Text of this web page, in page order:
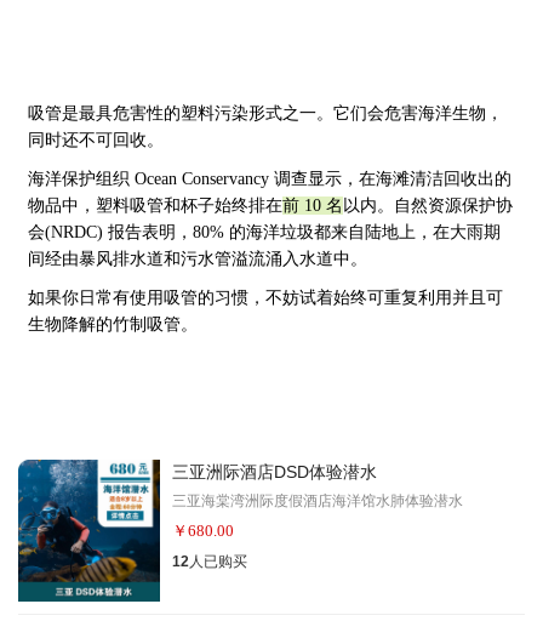
吸管是最具危害性的塑料污染形式之一。它们会危害海洋生物，
同时还不可回收。
海洋保护组织 Ocean Conservancy 调查显示，在海滩清洁回收出的
物品中，塑料吸管和杯子始终排在前 10 名 以内。
自然资源保护协
会(NRDC) 报告表明，80% 的海洋垃圾都来自陆地上，在大雨期
间经由暴风排水道和污水管溢流涌入水道中。
如果你日常有使用吸管的习惯，不妨试着始终可重复利用并且可
生物降解的竹制吸管。
三亚洲际酒店DSD体验潜水
三亚海棠湾洲际度假酒店海洋馆水肺体验潜水
￥680.00
12人已购买